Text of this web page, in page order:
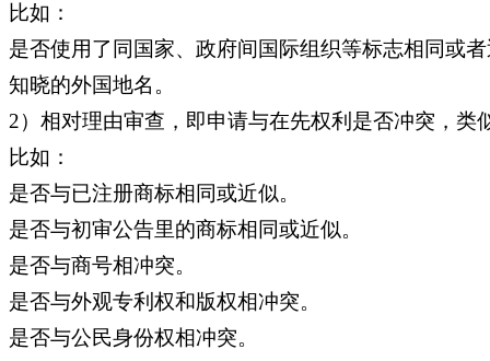
比如：
是否使用了同国家、政府间国际组织等标志相同或
知晓的外国地名。
2）相对理由审查，即申请与在先权利是否冲突，类
比如：
是否与已注册商标相同或近似。
是否与初审公告里的商标相同或近似。
是否与商号相冲突。
是否与外观专利权和版权相冲突。
是否与公民身份权相冲突。